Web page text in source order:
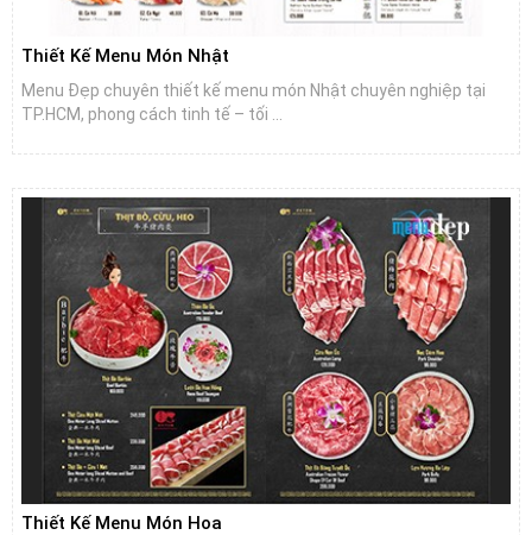
Thiết Kế Menu Món Nhật
Menu Đẹp chuyên thiết kế menu món Nhật chuyên nghiệp tại
TP.HCM, phong cách tinh tế – tối ...
Thiết Kế Menu Món Hoa